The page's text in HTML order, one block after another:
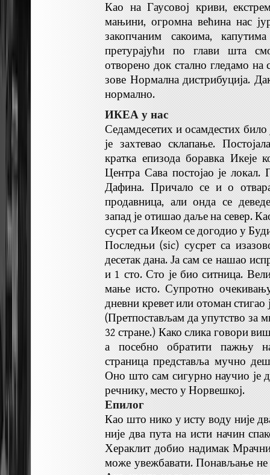
Као на Гаусовој криви,
мањини, огромна већина нас
закопчаним сакоима,
претурајући по глави шта
отворено док стално гледамо на
зове Нормална дистрибуција.
нормално.
ИКЕА у нас
Седамдесетих и осамдестих било
је захтевао склапање.
кратка епизода боравка Икеје
Центра Сава постојао је
Дафина. Причало се и о
продавница, али онда се
запад је отишао даље на север.
сусрет са Икеом се догодио у
Последњи (sic) сусрет са
десетак дана. Ја сам се нашао
и 1 сто. Сто је био ситница.
мање исто. Супротно
дневни кревет или отоман стигао
(Претпостављам да упутство за
32 стране.) Како слика говори
а посебно обратити пажњу
страница представља мучно
Оно што сам сигурно научио је
речнику, место у Норвешкој.
Епилог
Као што нико у исту воду није
није два пута на исти начин
Хераклит добио надимак
може увежбавати. Понављање